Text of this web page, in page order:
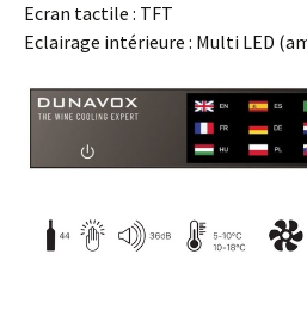
Ecran tactile : TFT
Eclairage intérieure : Multi LED